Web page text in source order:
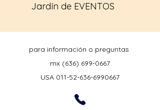
Jardín de EVENTOS
para información o preguntas
mx (636) 699-0667
USA 011-52-636-6990667